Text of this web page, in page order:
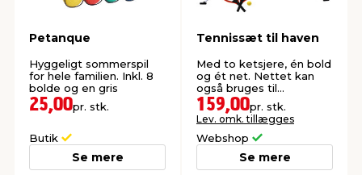
Petanque
Hyggeligt sommerspil
for hele familien. Inkl. 8
bolde og en gris
25,00pr. stk.
Butik
Se mere
Tennissæt til haven
Med to ketsjere, én bold
og ét net. Nettet kan
også bruges til
fodtennis.
159,00pr. stk.
Lev. omk. tillægges
Webshop
Se mere